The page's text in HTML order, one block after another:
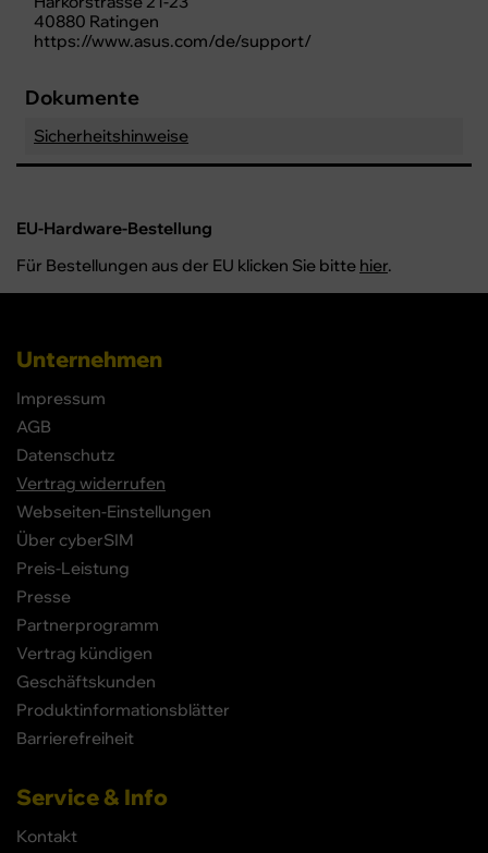
40880 Ratingen
https://www.asus.com/de/support/
Dokumente
Sicherheitshinweise
EU-Hardware-Bestellung
Für Bestellungen aus der EU klicken Sie bitte hier.
Unternehmen
Impressum
AGB
Datenschutz
Vertrag widerrufen
Webseiten-Einstellungen
Über cyberSIM
Preis-Leistung
Presse
Partnerprogramm
Vertrag kündigen
Geschäftskunden
Produktinformationsblätter
Barrierefreiheit
Service & Info
Kontakt